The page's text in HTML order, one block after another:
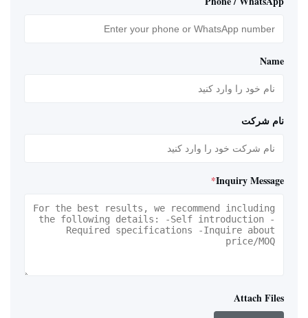
Name
نام شرکت
Inquiry Message
*
Attach Files